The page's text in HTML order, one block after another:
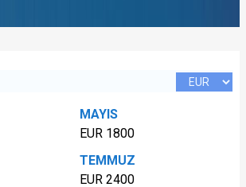
MAYIS
EUR 1800
TEMMUZ
EUR 2400